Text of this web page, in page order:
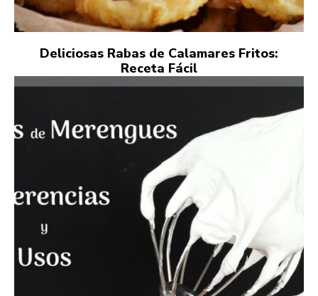
Deliciosas Rabas de Calamares Fritos:
Receta Fácil